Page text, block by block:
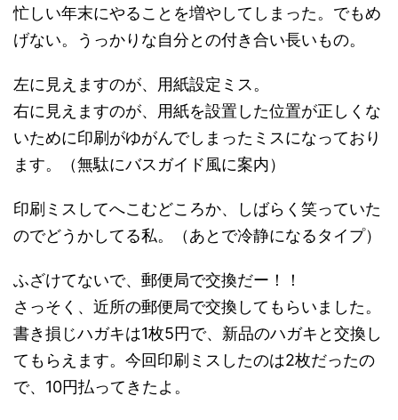
忙しい年末にやることを増やしてしまった。でもめ
げない。うっかりな自分との付き合い長いもの。
左に見えますのが、用紙設定ミス。
右に見えますのが、用紙を設置した位置が正しくな
いために印刷がゆがんでしまったミスになっており
ます。（無駄にバスガイド風に案内）
印刷ミスしてへこむどころか、しばらく笑っていた
のでどうかしてる私。（あとで冷静になるタイプ）
ふざけてないで、郵便局で交換だー！！
さっそく、近所の郵便局で交換してもらいました。
書き損じハガキは1枚5円で、新品のハガキと交換し
てもらえます。今回印刷ミスしたのは2枚だったの
で、10円払ってきたよ。